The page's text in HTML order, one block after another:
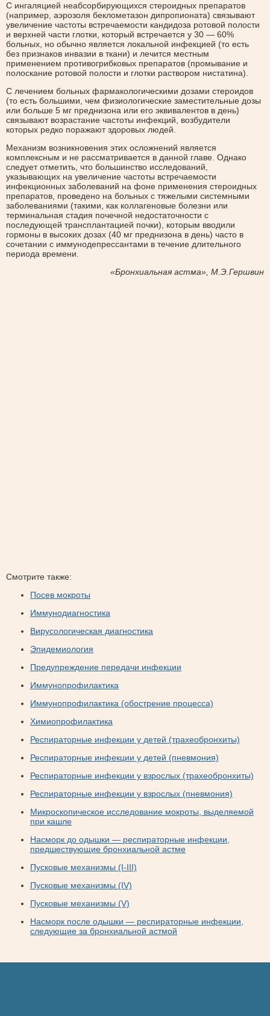
С ингаляцией неабсорбирующихся стероидных препаратов
(например, аэрозоля беклометазон дипропионата) связывают
увеличение частоты встречаемости кандидоза ротовой полости
и верхней части глотки, который встречается у 30 — 60%
больных, но обычно является локальной инфекцией (то есть
без признаков инвазии в ткани) и лечится местным
применением противогрибковых препаратов (промывание и
полоскание ротовой полости и глотки раствором нистатина).
С лечением больных фармакологическими дозами стероидов
(то есть большими, чем физиологические заместительные дозы
или больше 5 мг преднизона или его эквивалентов в день)
связывают возрастание частоты инфекций, возбудители
которых редко поражают здоровых людей.
Механизм возникновения этих осложнений является
комплексным и не рассматривается в данной главе. Однако
следует отметить, что большинство исследований,
указывающих на увеличение частоты встречаемости
инфекционных заболеваний на фоне применения стероидных
препаратов, проведено на больных с тяжелыми системными
заболеваниями (такими, как коллагеновые болезни или
терминальная стадия почечной недостаточности с
последующей трансплантацией почки), которым вводили
гормоны в высоких дозах (40 мг преднизона в день) часто в
сочетании с иммунодепрессантами в течение длительного
периода времени.
«Бронхиальная астма», М.Э.Гершвин
Смотрите также:
Посев мокроты
Иммунодиагностика
Вирусологическая диагностика
Эпидемиология
Предупреждение передачи инфекции
Иммунопрофилактика
Иммунопрофилактика (обострение процесса)
Химиопрофилактика
Респираторные инфекции у детей (трахеобронхиты)
Респираторные инфекции у детей (пневмония)
Респираторные инфекции у взрослых (трахеобронхиты)
Респираторные инфекции у взрослых (пневмония)
Микроскопическое исследование мокроты, выделяемой
при кашле
Насморк до одышки — респираторные инфекции,
предшествующие бронхиальной астме
Пусковые механизмы (I-III)
Пусковые механизмы (IV)
Пусковые механизмы (V)
Насморк после одышки — респираторные инфекции,
следующие за бронхиальной астмой